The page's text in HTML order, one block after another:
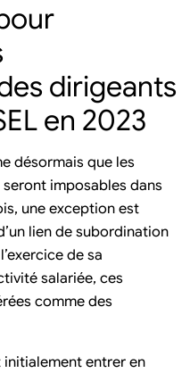
dirigeants
en 2023
désormais que les
imposables dans
une exception est
lien de subordination
de sa
salariée, ces
comme des
initialement entrer en